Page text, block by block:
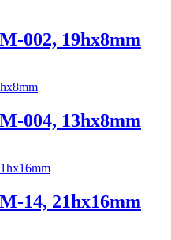
002, 19hx8mm
004, 13hx8mm
14, 21hx16mm